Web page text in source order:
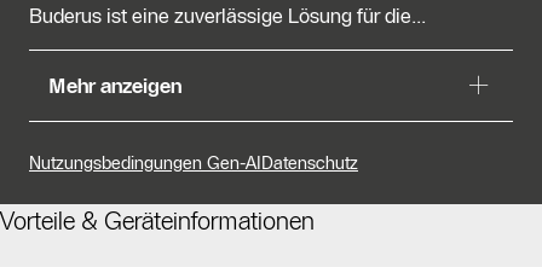
Buderus ist eine zuverlässige Lösung für die...
Buderus ist eine zuverlässige Lösung für die Förderung
von Trinkwasser. Sie bietet mehrere Vorteile, darunter:
Sicheren Schutz vor Bakterien und Korrosion
Hohe Energieeinsparung
Mehr anzeigen
Nutzungsbedingungen Gen-AIDatenschutz
Vorteile & Geräteinformationen